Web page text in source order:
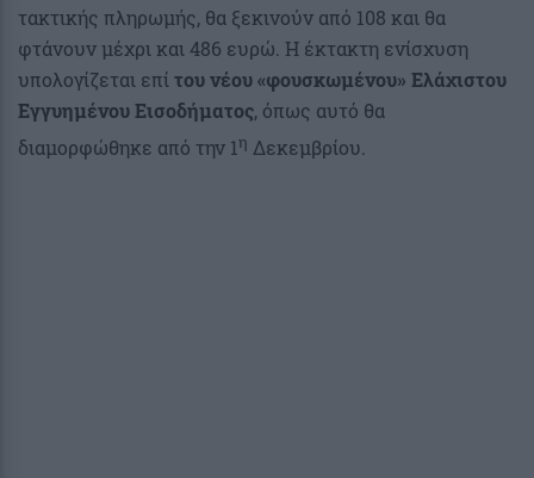
τακτικής πληρωμής, θα ξεκινούν από 108 και θα
φτάνουν μέχρι και 486 ευρώ. Η έκτακτη ενίσχυση
υπολογίζεται επί του νέου «φουσκωμένου» Ελάχιστου
Εγγυημένου Εισοδήματος, όπως αυτό θα
διαμορφώθηκε από την 1η Δεκεμβρίου.